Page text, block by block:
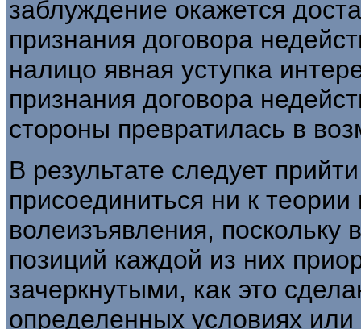
заблуждение окажется
признания договора
налицо явная уступка
признания договора
стороны превратилась в
В результате следует
присоединиться ни к
волеизъявления,
позиций каждой из них
зачеркнутыми, как это
определенных условиях или